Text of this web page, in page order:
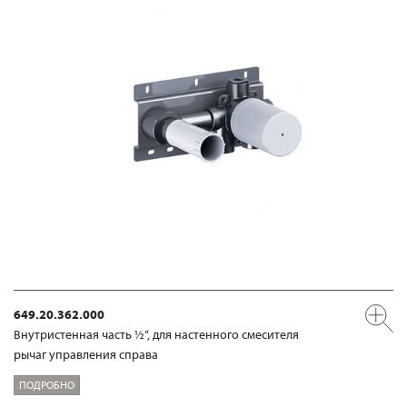
649.20.362.000
Внутристенная часть ½“, для настенного смесителя
рычаг управления справа
ПОДРОБНО